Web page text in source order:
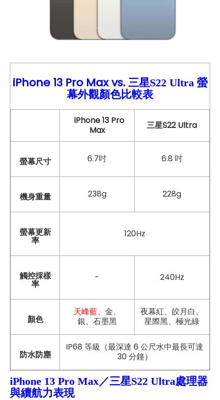
iPhone 13 Pro Max vs. 三星S22 Ultra螢
幕外觀顏色比較表
iPhone 13 Pro
Max
三星S22 Ultra
螢幕尺寸 6.7吋 6.8 吋
機身重量 238g 228g
螢幕更新
率
120Hz
觸控採樣
率
- 240Hz
顏色
天峰藍、金、
銀、石墨黑
夜幕紅、皎月白、
星際黑、極光綠
防水防塵
IP68 等級（最深達 6 公尺水中最長可達
30 分鐘）
iPhone 13 Pro Max／三星S22 Ultra處理器
與續航力表現